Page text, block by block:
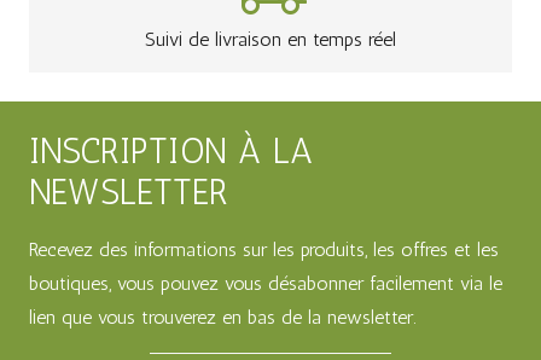
Suivi de livraison en temps réel
INSCRIPTION À LA
NEWSLETTER
Recevez des informations sur les produits, les offres et les
boutiques, vous pouvez vous désabonner facilement via le
lien que vous trouverez en bas de la newsletter.